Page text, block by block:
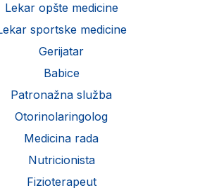
Lekar opšte medicine
sportske medicine
Gerijatar
Babice
Patronažna služba
Otorinolaringolog
Medicina rada
Nutricionista
Fizioterapeut